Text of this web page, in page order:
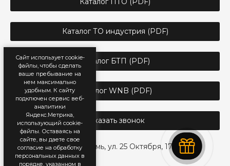
Сайт использует cookie-
файлы, чтобы сделать
ваше пребывание на
нем максимально
удобным. К cайту
подключен сервис веб-
аналитики
Яндекс.Метрика,
использующий cookie-
файлы. Оставаясь на
сайте, вы даете свое
согласие на обработку
персональных данных в
порядке, указанном в
г. Пермь, ул. 25 Октября, 17
Каталог ТО индустрия (PDF)
Каталог БТП (PDF)
Каталог WNB (PDF)
Заказать звонок